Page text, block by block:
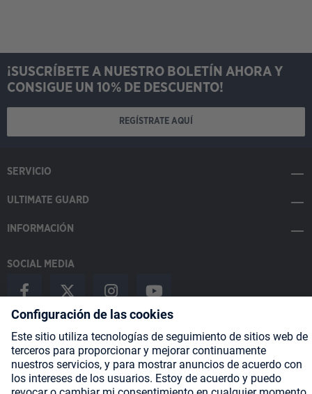
¡SUSCRÍBETE A NUESTRO BOLETÍN AHORA Y
CONSIGUE UN 10% DE DESCUENTO!
REGÍSTRATE AQUÍ
SERVICIO
ULTIMATE GUARD
INFORMACIÓN
SOCIAL MEDIA
Payment Methods
Shipping